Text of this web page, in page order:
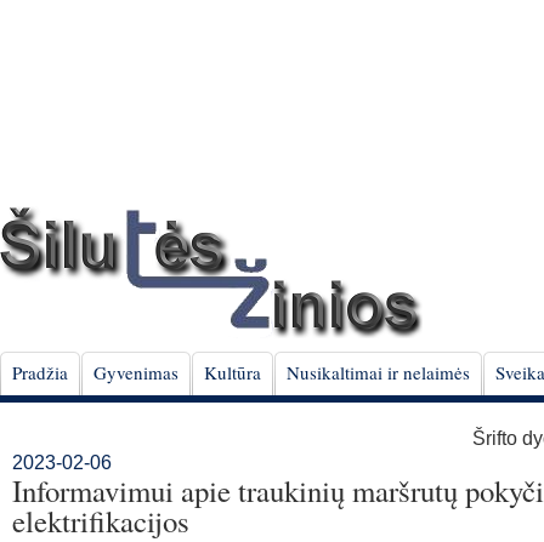
Pradžia Gyvenimas Kultūra Nusikaltimai ir nelaimės
Šrifto
2023-02-06
Informavimui apie traukinių maršrutų
elektrifikacijos